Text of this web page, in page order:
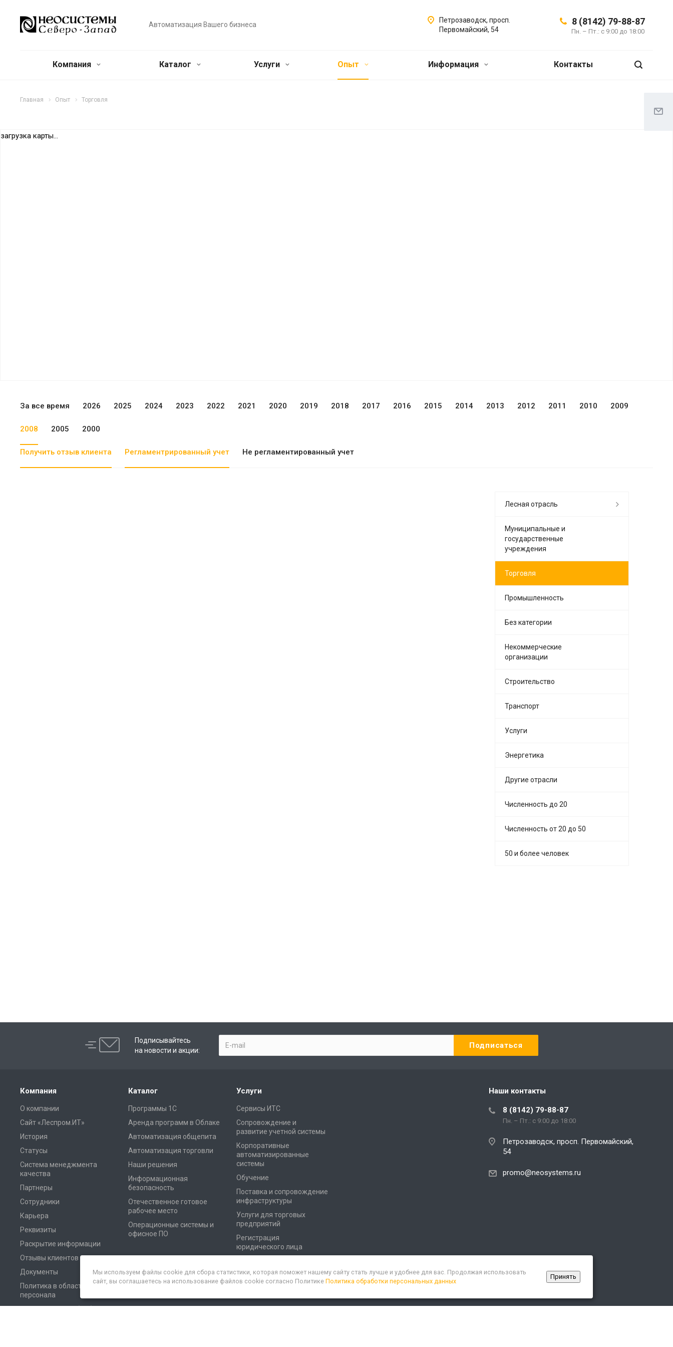
Автоматизация Вашего бизнеса 8 (8142) 79-88-87
Пн. – Пт.: с 9:00 до 18:00
Петрозаводск, просп.
Первомайский, 54
Компания Каталог Услуги Опыт Информация Контакты
Главная Опыт Торговля
загрузка карты...
За все время 2026 2025 2024 2023 2022 2021 2020 2019 2018 2017 2016 2015 2014 2013 2012 2011 2010 2009
2008 2005 2000
Получить отзыв клиента Регламентрированный учет Не регламентированный учет
Лесная отрасль
Муниципальные и
государственные
учреждения
Торговля
Промышленность
Без категории
Некоммерческие
организации
Строительство
Транспорт
Услуги
Энергетика
Другие отрасли
Численность до 20
Численность от 20 до 50
50 и более человек
Подписывайтесь
на новости и акции:
Компания
О компании
Сайт «Леспром.ИТ»
История
Статусы
Система менеджмента
качества
Партнеры
Сотрудники
Карьера
Реквизиты
Раскрытие информации
Отзывы клиентов
Документы
Политика в области
персонала
Каталог
Программы 1С
Аренда программ в Облаке
Автоматизация общепита
Автоматизация торговли
Наши решения
Информационная
безопасность
Отечественное готовое
рабочее место
Операционные системы и
офисное ПО
Услуги
Сервисы ИТС
Сопровождение и
развитие учетной системы
Корпоративные
автоматизированные
системы
Обучение
Поставка и сопровождение
инфраструктуры
Услуги для торговых
предприятий
Регистрация
юридического лица
Наши контакты
8 (8142) 79-88-87
Пн. – Пт.: с 9:00 до 18:00
Петрозаводск, просп. Первомайский,
54
promo@neosystems.ru
Мы используем файлы cookie для сбора статистики, которая поможет нашему сайту стать лучше и удобнее для вас. Продолжая использовать
сайт, вы соглашаетесь на использование файлов cookie согласно Политике Политика обработки персональных данных
Принять